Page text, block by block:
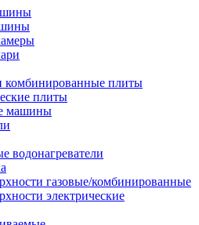
пушки
техника
аспираторы
грелки
техника
для аудио-видео техники
Кабели для аудио и видео
Кронштейны для акустики
Магнитолы
комбинированные плиты
плиты
машины
водонагреватели
газовые/комбинированные
электрические